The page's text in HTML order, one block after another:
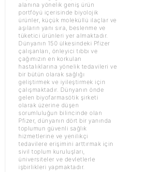
alanına yönelik geniş ürün
portföyü içerisinde biyolojik
ürünler, küçük moleküllü ilaçlar ve
aşıların yanı sıra, beslenme ve
tüketici ürünleri yer almaktadır.
Dünyanın 150 ülkesindeki Pfizer
çalışanları, önleyici tıbbı ve
çağımızın en korkulan
hastalıklarına yönelik tedavileri ve
bir bütün olarak sağlığı
geliştirmek ve iyileştirmek için
çalışmaktadır. Dünyanın önde
gelen biyofarmasötik şirketi
olarak üzerine düşen
sorumluluğun bilincinde olan
Pfizer, dünyanın dört bir yanında
toplumun güvenli sağlık
hizmetlerine ve yenilikçi
tedavilere erişimini arttırmak için
sivil toplum kuruluşları,
üniversiteler ve devletlerle
işbirlikleri yapmaktadır.